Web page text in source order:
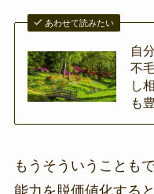
あわせて読みたい
自
不
し
も
もうそういうことも